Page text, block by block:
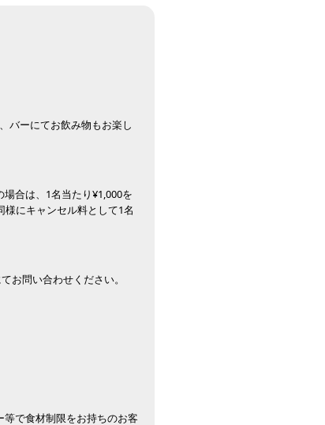
バーにてお飲み物もお楽し
合は、1名当たり¥1,000を
にキャンセル料として1名
お問い合わせください。
で食材制限をお持ちのお客